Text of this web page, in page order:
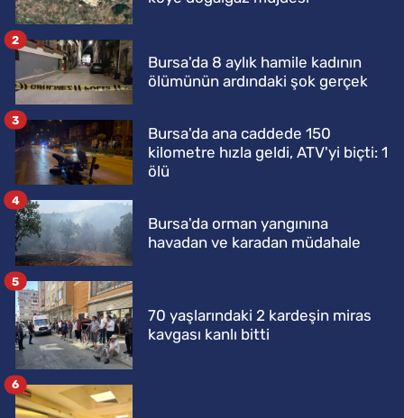
Bursa'da 8 aylık hamile kadının
ölümünün ardındaki şok gerçek
2
Bursa'da ana caddede 150
kilometre hızla geldi, ATV'yi biçti: 1
ölü
3
Bursa'da orman yangınına
havadan ve karadan müdahale
4
70 yaşlarındaki 2 kardeşin miras
kavgası kanlı bitti
5
6